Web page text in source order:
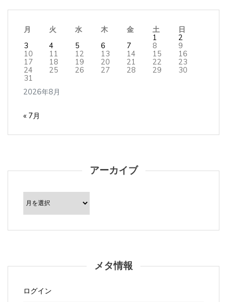
2026年8月
月 火 水 木 金 土
日
1
2
3
4 5 6 7 8
9
10
11 12 13 14 15
16
17
18 19 20 21 22
23
24
25 26 27 28 29
30
31
« 7月
アーカイブ
ア
ー
カ
イ
メタ情報
ログイン